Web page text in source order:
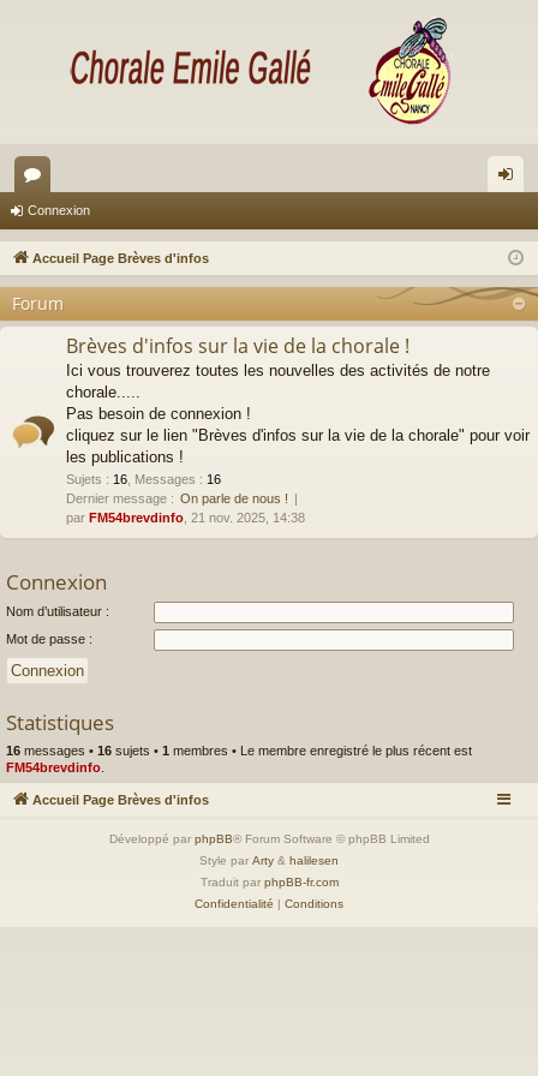
or
u
s
ne
on
Connexion
Accueil Page Brèves d'infos
Forum
Brèves d'infos sur la vie de la chorale !
Ici vous trouverez toutes les nouvelles des activités de notre
chorale.....
Pas besoin de connexion !
cliquez sur le lien "Brèves d'infos sur la vie de la chorale" pour voir
les publications !
Sujets : 16 Messages : 16
Dernier message : On parle de nous !
par FM54brevdinfo , 21 nov. 2025, 14:38
Connexion
Nom d’utilisateur :
Mot de passe :
Statistiques
16 messages • 16 sujets • 1 membres • Le membre enregistré le plus récent est
FM54brevdinfo
Accueil Page Brèves d'infos
Développé par phpBB® Forum Software © phpBB Limited
Style par Arty & halilesen
Traduit par phpBB-fr.com
Confidentialité | Conditions